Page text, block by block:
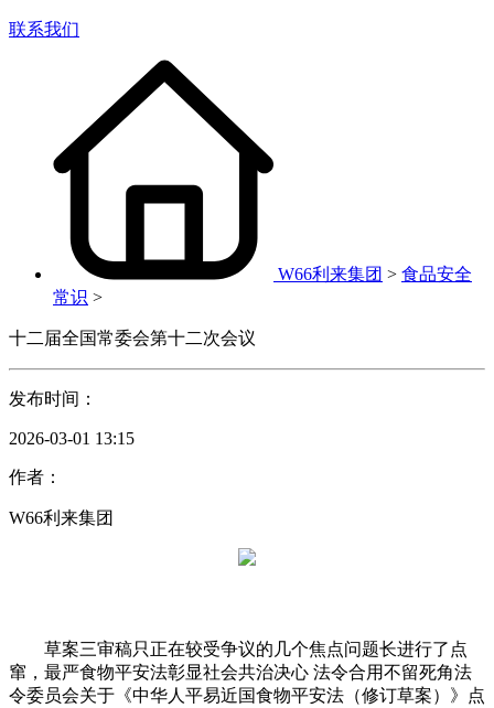
联系我们
W66利来集团 > 食品安全
常识 >
十二届全国常委会第十二次会议
发布时间：
2026-03-01 13:15
作者：
W66利来集团
草案三审稿只正在较受争议的几个焦点问题长进行了点
窜，最严食物平安法彰显社会共治决心 法令合用不留死角法
令委员会关于《中华人平易近国食物平安法（修订草案）》点